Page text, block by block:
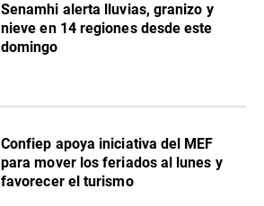
Senamhi alerta lluvias, granizo y
nieve en 14 regiones desde este
domingo
Confiep apoya iniciativa del MEF
para mover los feriados al lunes y
favorecer el turismo